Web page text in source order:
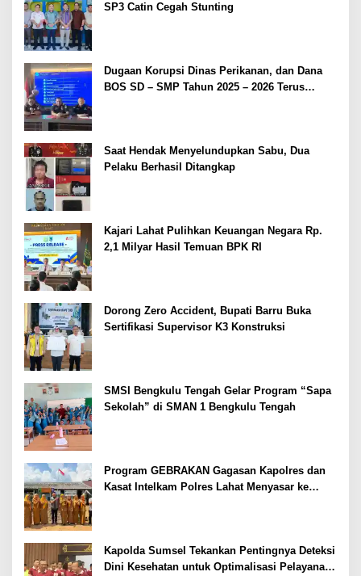
SP3 Catin Cegah Stunting
Dugaan Korupsi Dinas Perikanan, dan Dana
BOS SD – SMP Tahun 2025 – 2026 Terus
Saat Hendak Menyelundupkan Sabu, Dua
Pelaku Berhasil Ditangkap
Kajari Lahat Pulihkan Keuangan Negara Rp.
2,1 Milyar Hasil Temuan BPK RI
Dorong Zero Accident, Bupati Barru Buka
Sertifikasi Supervisor K3 Konstruksi
SMSI Bengkulu Tengah Gelar Program “Sapa
Sekolah” di SMAN 1 Bengkulu Tengah
Program GEBRAKAN Gagasan Kapolres dan
Kasat Intelkam Polres Lahat Menyasar ke
Kapolda Sumsel Tekankan Pentingnya Deteksi
Dini Kesehatan untuk Optimalisasi Pelayanan